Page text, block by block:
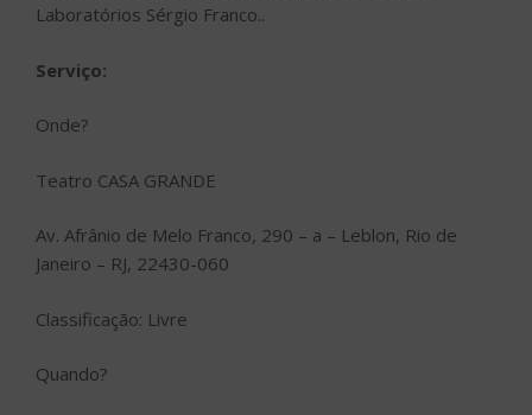
Laboratórios Sérgio Franco..
Serviço:
Onde?
Teatro CASA GRANDE
Av. Afrânio de Melo Franco, 290 – a – Leblon, Rio de
Janeiro – RJ, 22430-060
Classificação: Livre
Quando?